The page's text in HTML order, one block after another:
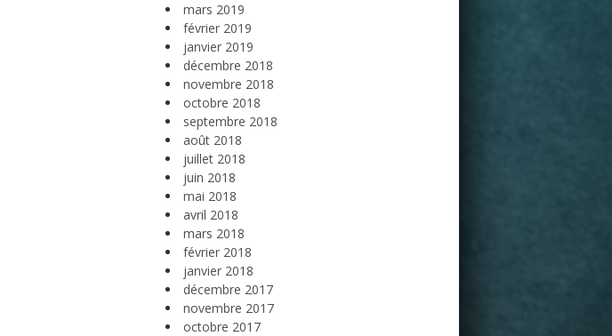
mars 2019
février 2019
janvier 2019
décembre 2018
novembre 2018
octobre 2018
septembre 2018
août 2018
juillet 2018
juin 2018
mai 2018
avril 2018
mars 2018
février 2018
janvier 2018
décembre 2017
novembre 2017
octobre 2017